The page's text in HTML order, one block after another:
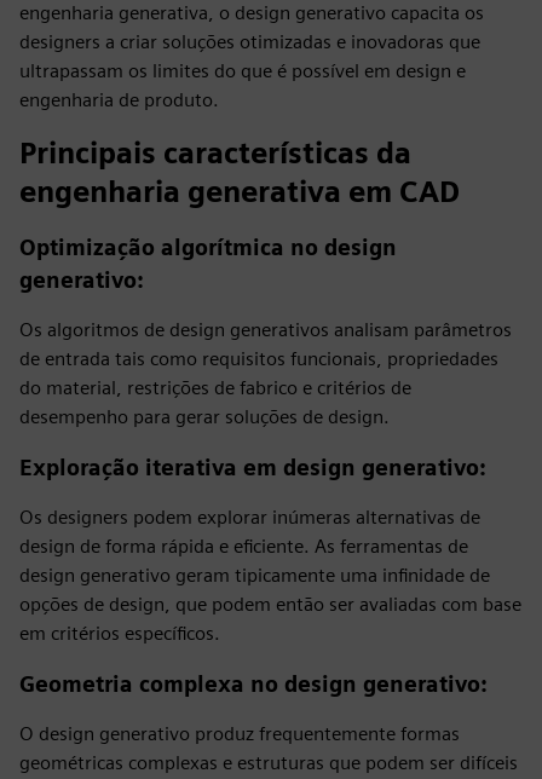
engenharia generativa, o design generativo capacita os
designers a criar soluções otimizadas e inovadoras que
ultrapassam os limites do que é possível em design e
engenharia de produto.
Principais características da
engenharia generativa em CAD
Optimização algorítmica no design
generativo:
Os algoritmos de design generativos analisam parâmetros
de entrada tais como requisitos funcionais, propriedades
do material, restrições de fabrico e critérios de
desempenho para gerar soluções de design.
Exploração iterativa em design generativo:
Os designers podem explorar inúmeras alternativas de
design de forma rápida e eficiente. As ferramentas de
design generativo geram tipicamente uma infinidade de
opções de design, que podem então ser avaliadas com base
em critérios específicos.
Geometria complexa no design generativo:
O design generativo produz frequentemente formas
geométricas complexas e estruturas que podem ser difíceis